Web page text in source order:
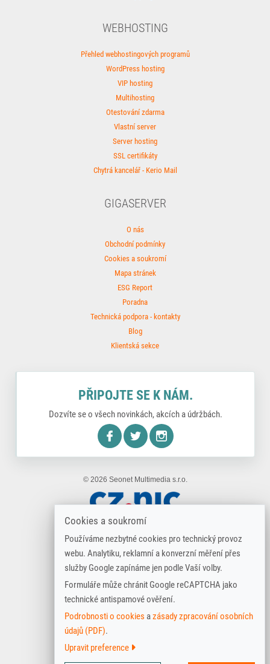
Cookies a soukromí
Používáme nezbytné cookies pro technický provoz
webu. Analytiku, reklamní a konverzní měření přes
služby Google zapínáme jen podle Vaší volby.
Formuláře může chránit Google reCAPTCHA jako
technické antispamové ověření.
Podrobnosti o cookies azásady zpracování osobních
údajů (PDF).
Upravit preference
WEBHOSTING
Přehled webhostingových programů
WordPress hosting
VIP hosting
Multihosting
Otestování zdarma
Vlastní server
Server hosting
SSL certifikáty
Chytrá kancelář - Kerio Mail
GIGASERVER
O nás
Obchodní podmínky
Cookies a soukromí
Mapa stránek
ESG Report
Poradna
Technická podpora - kontakty
Blog
Klientská sekce
PŘIPOJTE SE K NÁM.
Dozvíte se o všech novinkách, akcích a údržbách.
© 2026 Seonet Multimedia s.r.o.